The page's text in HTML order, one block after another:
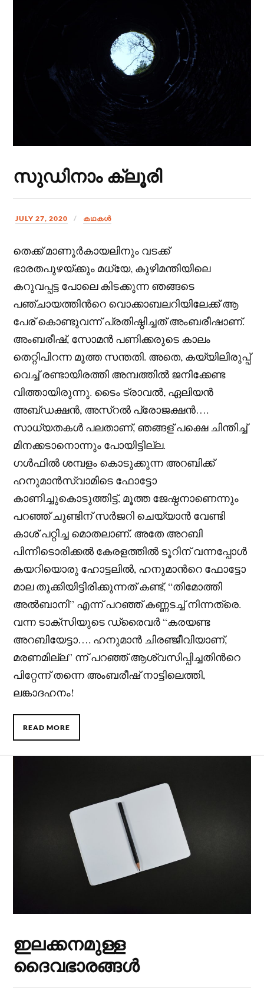
സുഡിനാം ക്ലൂരി
JULY 27, 2020 കഥകള്‍
തെക്ക് മാണൂർകായലിനും വടക്ക്
ഭാരതപുഴയ്ക്കും മധ്യേ, കുഴിമന്തിയിലെ
കറുവപ്പട്ട പോലെ കിടക്കുന്ന ഞങ്ങടെ
പഞ്ചായത്തിന്‍റെ വൊക്കാബലറിയിലേക്ക് ആ
പേര് കൊണ്ടുവന്ന് പ്രതിഷ്ഠിച്ചത് അംബരീഷാണ്.
അംബരീഷ്, സോമൻ പണിക്കരുടെ കാലം
തെറ്റിപിറന്ന മൂത്ത സന്തതി. അതെ, കയ്യിലിരുപ്പ്
വെച്ച് രണ്ടായിരത്തി അമ്പത്തില്‍ ജനിക്കേണ്ട
വിത്തായിരുന്നു. ടൈം ട്രാവൽ, ഏലിയൻ
അബ്‌ഡക്ഷൻ, അസ്റൽ പ്രോജക്ഷൻ….
സാധ്യതകൾ പലതാണ്, ഞങ്ങള് പക്ഷെ ചിന്തിച്ച്
മിനക്കടാനൊന്നും പോയിട്ടില്ല.
ഗൾഫിൽ ശമ്പളം കൊടുക്കുന്ന അറബിക്ക്
ഹനുമാന്‍സ്വാമിടെ ഫോട്ടോ
കാണിച്ചുകൊടുത്തിട്ട്, മൂത്ത ജേഷ്ഠനാണെന്നും
പറഞ്ഞ് ചുണ്ടിന് സർജറി ചെയ്യാന്‍ വേണ്ടി
കാശ് പറ്റിച്ച മൊതലാണ്. അതേ അറബി
പിന്നീടൊരിക്കൽ കേരളത്തിൽ ടൂറിന് വന്നപ്പോൾ
കയറിയൊരു ഹോട്ടലിൽ, ഹനുമാന്‍റെ ഫോട്ടോ
മാല തൂക്കിയിട്ടിരിക്കുന്നത് കണ്ട്, “തിമോത്തി
അൽബാനി” എന്ന് പറഞ്ഞ് കണ്ണടച്ച് നിന്നത്രെ.
വന്ന ടാക്സിയുടെ ഡ്രൈവർ “കരയണ്ട
അറബിയേട്ടാ…. ഹനുമാൻ ചിരഞ്ജീവിയാണ്,
മരണമില്ല” ന്ന് പറഞ്ഞ് ആശ്വസിപ്പിച്ചതിന്‍റെ
പിറ്റേന്ന് തന്നെ അംബരീഷ് നാട്ടിലെത്തി,
ലങ്കാദഹനം!
READ MORE
ഇലക്കനമുള്ള
ദൈവഭാരങ്ങൾ